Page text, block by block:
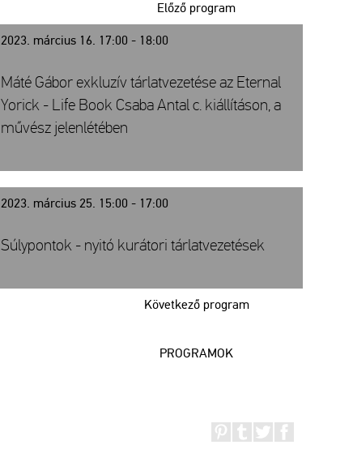
2023. március 16. 17:00 - 18:00
Előző program
Máté Gábor exkluzív tárlatvezetése az Eternal
Yorick - Life Book Csaba Antal c. kiállításon, a
művész jelenlétében
2023. március 25. 15:00 - 17:00
Következő program
Súlypontok - nyitó kurátori tárlatvezetések
PROGRAMOK